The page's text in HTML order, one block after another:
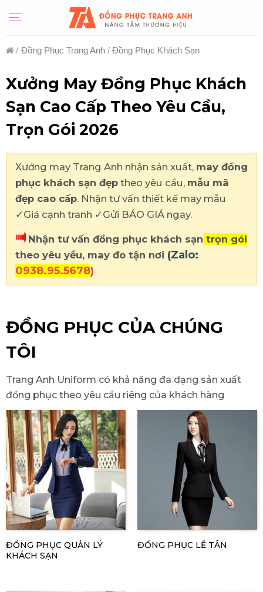
/ Đồng Phục Trang Anh / Đồng Phục Khách Sạn
Xưởng May Đồng Phục Khách
Sạn Cao Cấp Theo Yêu Cầu,
Trọn Gói 2026
Xưởng may Trang Anh nhận sản xuất, may đồng
phục khách sạn đẹp theo yêu cầu, mẫu mã
đẹp cao cấp. Nhận tư vấn thiết kế may mẫu
✓Giá cạnh tranh ✓Gửi BÁO GIÁ ngay.
Nhận tư vấn đồng phục khách sạn trọn gói
theo yêu yều, may đo tận nơi (Zalo:
0938.95.5678)
ĐỒNG PHỤC CỦA CHÚNG
TÔI
Trang Anh Uniform có khả năng đa dạng sản xuất
đồng phục theo yêu cầu riêng của khách hàng
ĐỒNG PHỤC QUẢN LÝ
KHÁCH SẠN
ĐỒNG PHỤC LỄ TÂN